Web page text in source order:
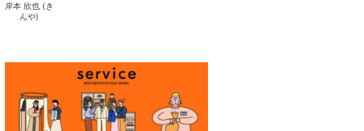
岸本 欣也 (き
んや)